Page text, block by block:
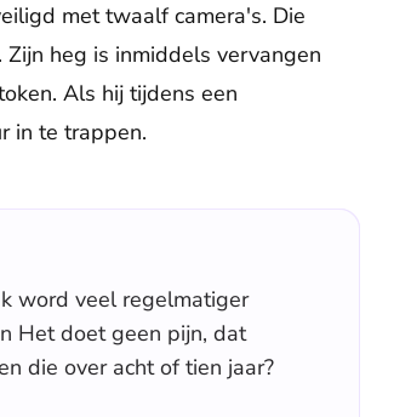
met twaalf camera's. Die
heg is inmiddels vervangen
Als hij tijdens een
in te trappen.
word veel regelmatiger
Het doet geen pijn, dat
die over acht of tien jaar?